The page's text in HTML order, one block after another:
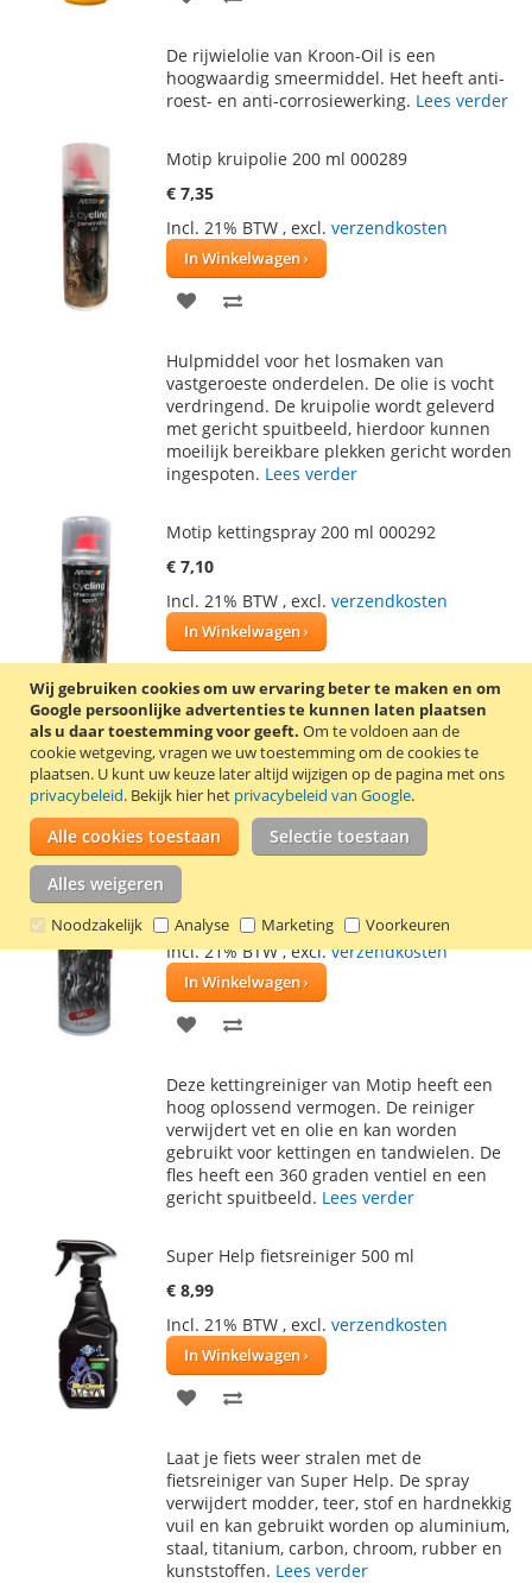
Wij gebruiken cookies om uw ervaring beter te maken en om
Google persoonlijke advertenties te kunnen laten plaatsen
als u daar toestemming voor geeft. Om te voldoen aan de
cookie wetgeving, vragen we uw toestemming om de cookies te
plaatsen. U kunt uw keuze later altijd wijzigen op de pagina met ons
privacybeleid. Bekijk hier het privacybeleid van Google.
Alle cookies toestaan Selectie toestaan
Alles weigeren
Noodzakelijk Analyse Marketing Voorkeuren
AAN TE
De rijwielolie van Kroon-Oil is een
hoogwaardig smeermiddel. Het heeft anti-
roest- en anti-corrosiewerking. Lees verder
Motip kruipolie 200 ml 000289
€ 7,35
Incl. 21% BTW , excl. verzendkosten
In Winkelwagen
VOEG
AAN
VERLANGLIJST
TE
VERGELIJKEN
Hulpmiddel voor het losmaken van
vastgeroeste onderdelen. De olie is vocht
verdringend. De kruipolie wordt geleverd
met gericht spuitbeeld, hierdoor kunnen
moeilijk bereikbare plekken gericht worden
ingespoten. Lees verder
Motip kettingspray 200 ml 000292
€ 7,10
Incl. 21% BTW , excl. verzendkosten
In Winkelwagen
VOEG
TOE
AAN
VERLANGLIJST
TOEVOEGEN
OM
TE
VERGELIJKEN
Vuilafstotende kettingspray voor het
behandelen van kettingen en tandwielen.
Werkt ook bij zware belasting en
vermindert de weerstand door zijn lage
wrijvingscoëfficiënt.Lees verder
€ 8,75
Incl. 21% BTW, excl.verzendkosten
In Winkelwagen
VOEG
AAN
VERLANGLIJST
TE
VERGELIJKEN
Deze kettingreiniger van Motip heeft een
hoog oplossend vermogen. De reiniger
verwijdert vet en olie en kan worden
gebruikt voor kettingen en tandwielen. De
fles heeft een 360 graden ventiel en een
gericht spuitbeeld. Lees verder
Super Help fietsreiniger 500 ml
€ 8,99
Incl. 21% BTW , excl. verzendkosten
In Winkelwagen
VOEG
AAN
VERLANGLIJST
TE
VERGELIJKEN
Laat je fiets weer stralen met de
fietsreiniger van Super Help. De spray
verwijdert modder, teer, stof en hardnekkig
vuil en kan gebruikt worden op aluminium,
staal, titanium, carbon, chroom, rubber en
kunststoffen. Lees verder